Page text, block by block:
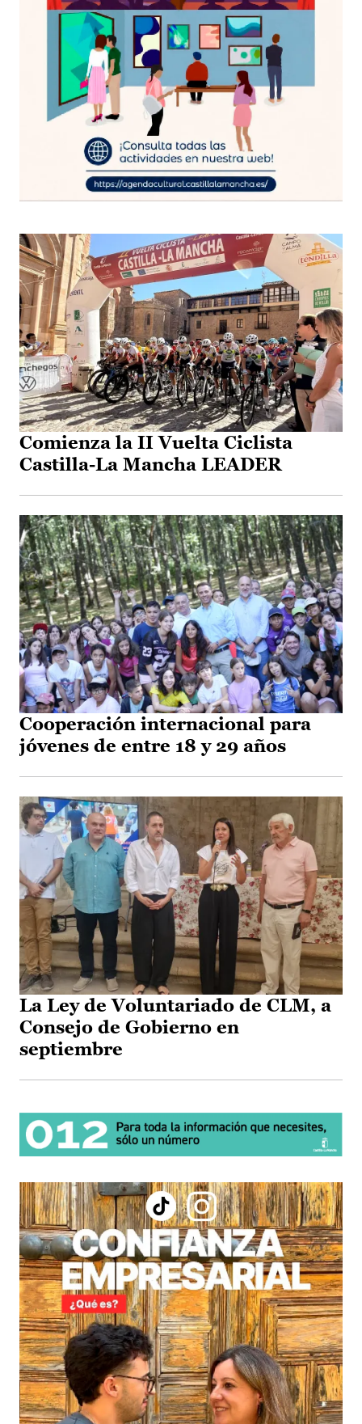
Comienza la II Vuelta Ciclista
Castilla-La Mancha LEADER
Cooperación internacional para
jóvenes de entre 18 y 29 años
La Ley de Voluntariado de CLM, a
Consejo de Gobierno en
septiembre